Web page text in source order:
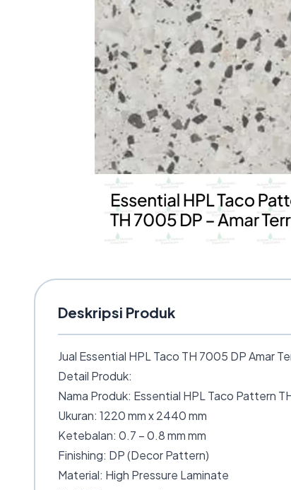
Deskripsi Produk
Jual Essential HPL Taco TH 7005 DP Amar
Detail Produk:
Nama Produk: Essential HPL Taco Pattern
Ukuran: 1220 mm x 2440 mm
Ketebalan: 0.7 – 0.8 mm mm
Finishing: DP (Decor Pattern)
Material: High Pressure Laminate